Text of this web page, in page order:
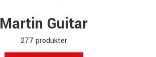
Martin Guitar
277 produkter